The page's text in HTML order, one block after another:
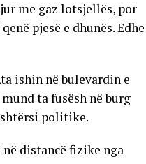
me gaz lotsjellës, por
pjesë e dhunës. Edhe
ishin në bulevardin e
ta fusësh në burg
politike.
në distancë fizike nga